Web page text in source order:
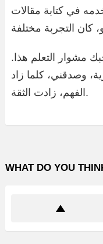
في كتابة مقالات
مشوار التعلم هذا.
وصدقني، كلما زاد
الفهم، زادت الثقة.
WHAT DO YOU